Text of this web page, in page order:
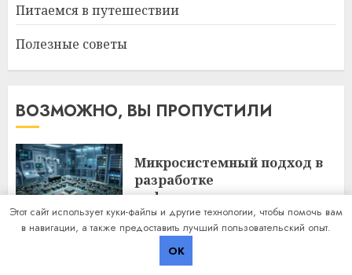
Питаемся в путешествии
Полезные советы
ВОЗМОЖНО, ВЫ ПРОПУСТИЛИ
Микросистемный подход в
разработке
информационных систем и
ПО
12 ИЮЛЯ 2026
Этот сайт использует куки-файлы и другие технологии, чтобы помочь вам
в навигации, а также предоставить лучший пользовательский опыт.
OK